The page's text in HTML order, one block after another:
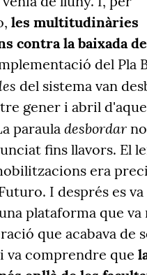
les multitudinàries
contra la baixada
del Pla
del sistema van
gener i abril
paraula desbordar no
fins llavors. El
era
I després es
plataforma que
que acabava de
va comprendre que